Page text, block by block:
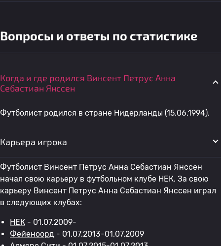
Вопросы и ответы по статистике
Когда и где родился Винсент Петрус Анна
Себастиан Янссен
Футболист родился в стране Нидерланды (15.06.1994).
Карьера игрока
Футболист Винсент Петрус Анна Себастиан Янссен
начал свою карьеру в футбольном клубе НЕК. За свою
карьеру Винсент Петрус Анна Себастиан Янссен играл
в следующих клубах:
НЕК - 01.07.2009-
Фейеноорд - 01.07.2013-01.07.2009